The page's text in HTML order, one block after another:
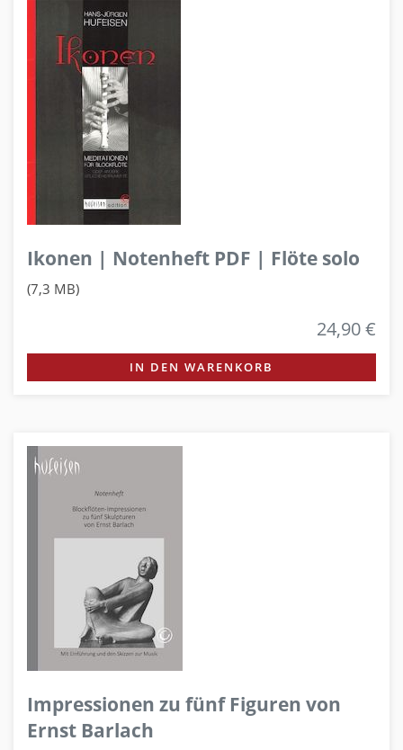
Ikonen | Notenheft PDF | Flöte solo
(7,3 MB)
24,90 €
IN DEN WARENKORB
Impressionen zu fünf Figuren von
Ernst Barlach